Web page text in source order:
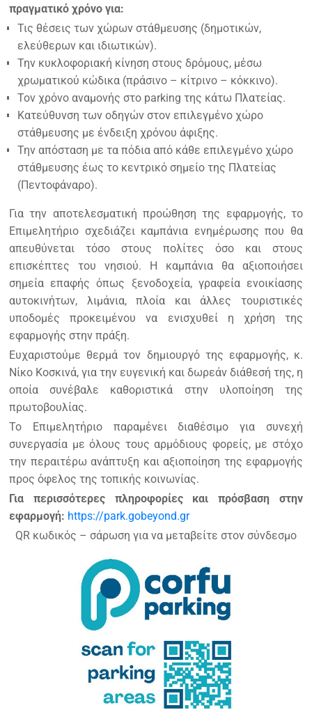
πραγματικό χρόνο για:
Τις θέσεις των χώρων στάθμευσης (δημοτικών,
ελεύθερων και ιδιωτικών).
Την κυκλοφοριακή κίνηση στους δρόμους, μέσω
χρωματικού κώδικα (πράσινο – κίτρινο – κόκκινο).
Τον χρόνο αναμονής στο parking της κάτω Πλατείας.
Κατεύθυνση των οδηγών στον επιλεγμένο χώρο
στάθμευσης με ένδειξη χρόνου άφιξης.
Την απόσταση με τα πόδια από κάθε επιλεγμένο χώρο
στάθμευσης έως το κεντρικό σημείο της Πλατείας
(Πεντοφάναρο).
Για την αποτελεσματική προώθηση της εφαρμογής, το
Επιμελητήριο σχεδιάζει καμπάνια ενημέρωσης που θα
απευθύνεται τόσο στους πολίτες όσο και στους
επισκέπτες του νησιού. Η καμπάνια θα αξιοποιήσει
σημεία επαφής όπως ξενοδοχεία, γραφεία ενοικίασης
αυτοκινήτων, λιμάνια, πλοία και άλλες τουριστικές
υποδομές προκειμένου να ενισχυθεί η χρήση της
εφαρμογής στην πράξη.
Ευχαριστούμε θερμά τον δημιουργό της εφαρμογής, κ.
Νίκο Κοσκινά, για την ευγενική και δωρεάν διάθεσή της, η
οποία συνέβαλε καθοριστικά στην υλοποίηση της
πρωτοβουλίας.
Το Επιμελητήριο παραμένει διαθέσιμο για συνεχή
συνεργασία με όλους τους αρμόδιους φορείς, με στόχο
την περαιτέρω ανάπτυξη και αξιοποίηση της εφαρμογής
προς όφελος της τοπικής κοινωνίας.
Για περισσότερες πληροφορίες και πρόσβαση στην
εφαρμογή: https://park.gobeyond.gr
QR κωδικός – σάρωση για να μεταβείτε στον σύνδεσμο